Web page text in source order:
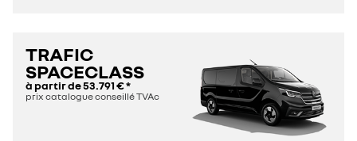
TRAFIC
SPACECLASS
à partir de53.791 €*
prix catalogue conseillé TVAc